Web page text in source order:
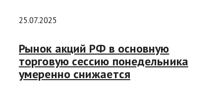
25.07.2025
Рынок акций РФ в основную
торговую сессию понедельника
умеренно снижается